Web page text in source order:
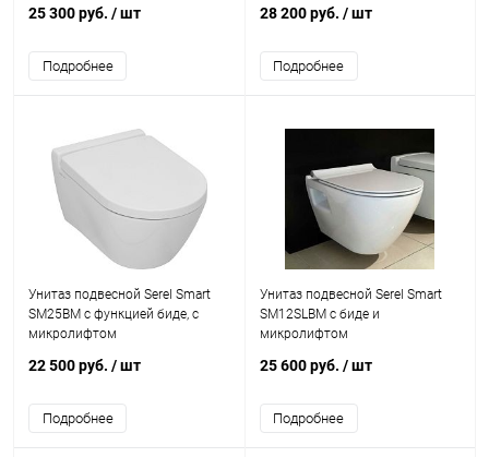
25 300 руб. / шт
Подробнее
28 200 руб. / шт
Подробнее
Унитаз подвесной Serel Smart
SM25BM с функцией биде, с
микролифтом
22 500 руб. / шт
Подробнее
Унитаз подвесной Serel Smart
SM12SLBM с биде и
микролифтом
25 600 руб. / шт
Подробнее